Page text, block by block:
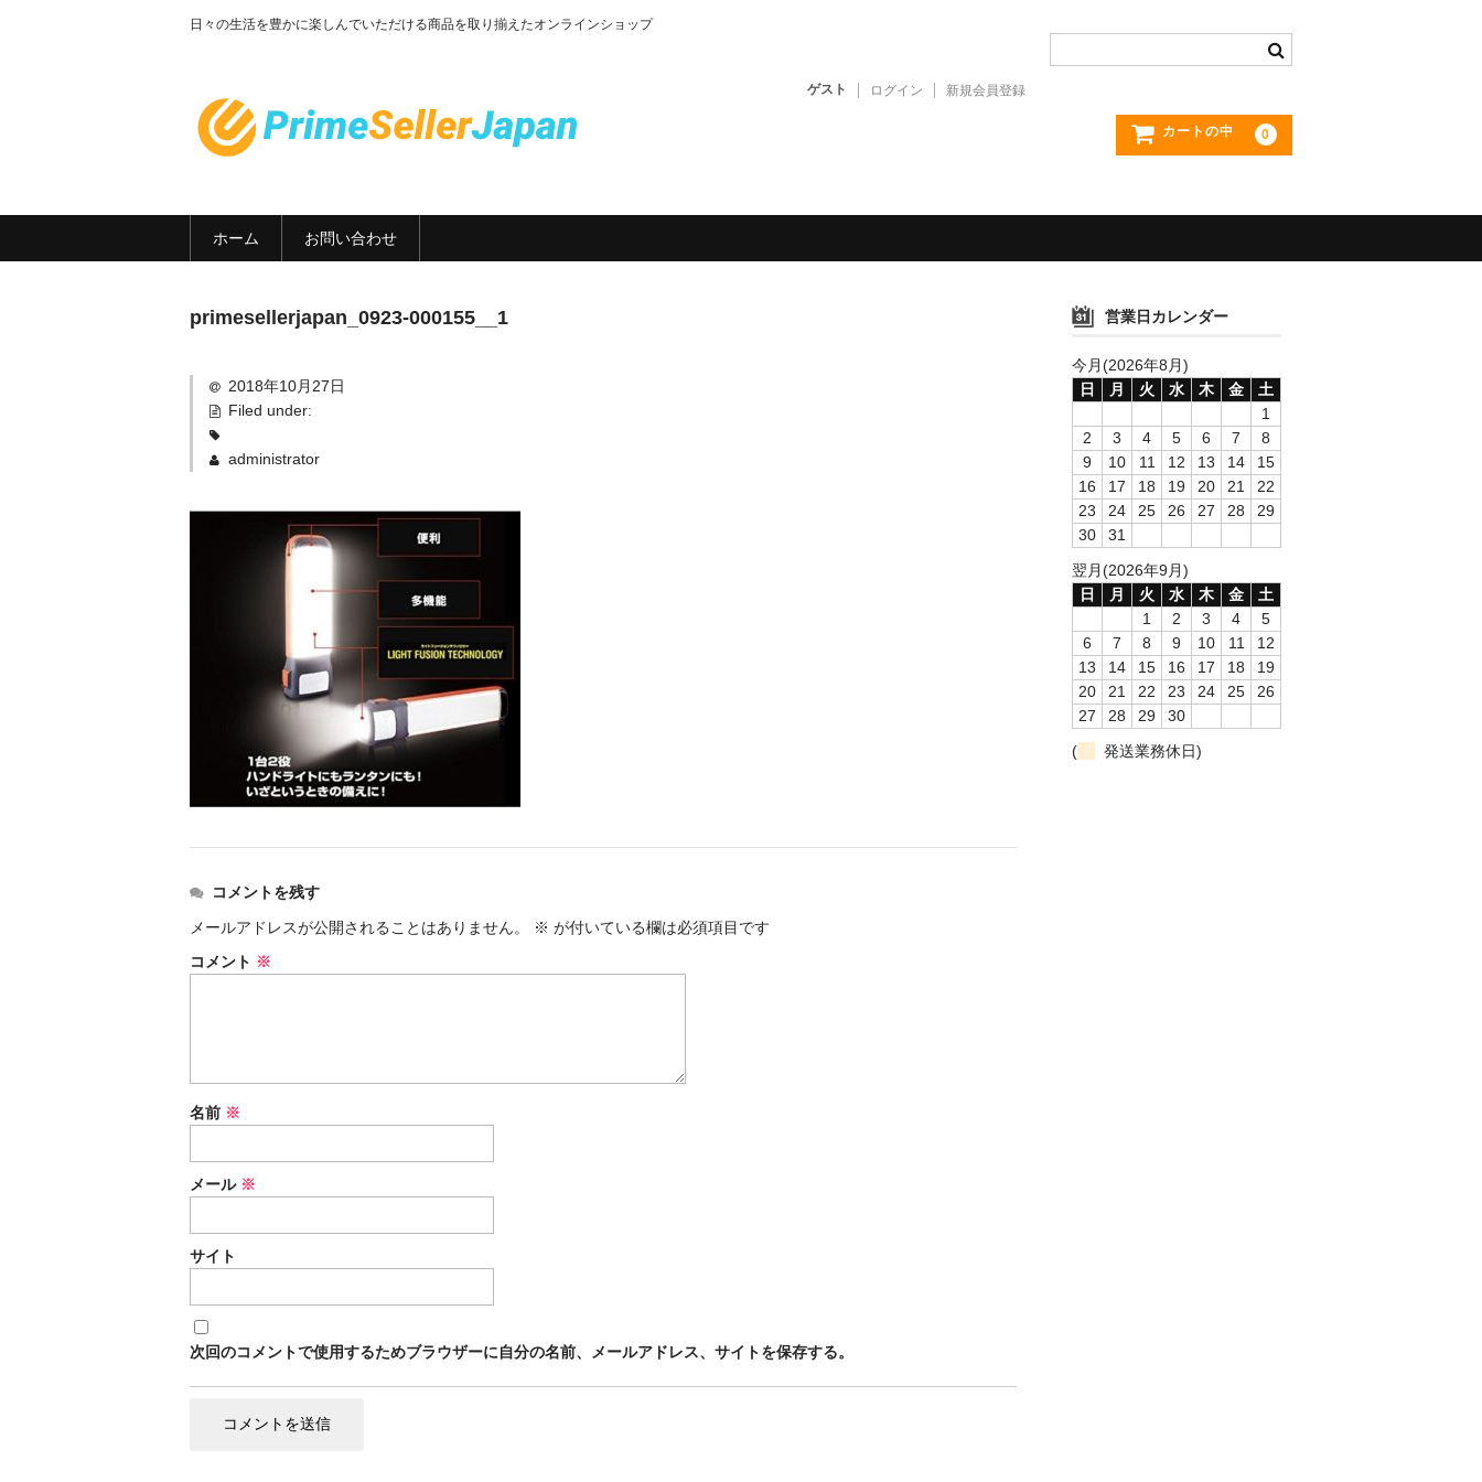
日々の生活を豊かに楽しんでいただける商品を取り揃えたオンラインショップ
ゲスト ログイン 新規会員登録
カートの中 0
ホーム お問い合わせ
primesellerjapan_0923-000155__1
2018年10月27日
Filed under:
administrator
コメントを残す
メールアドレスが公開されることはありません。
※ が付いている欄は必須項目です
コメント ※
名前 ※
メール ※
サイト
次回のコメントで使用するためブラウザーに自分の名前、メールアドレス、サイトを保存する。
営業日カレンダー
今月(2026年8月)
日
月 火 水 木 金
土
1
2
3 4 5 6 7
8
9
10 11 12 13 14
15
16
17 18 19 20 21
22
23
24 25 26 27 28
29
30
31
翌月(2026年9月)
日
月 火 水 木 金
土
1
2 3 4
5
6
7 8 9 10 11
12
13
14 15 16 17 18
19
20
21 22 23 24 25
26
27
28 29
30
(
発送業務休日)